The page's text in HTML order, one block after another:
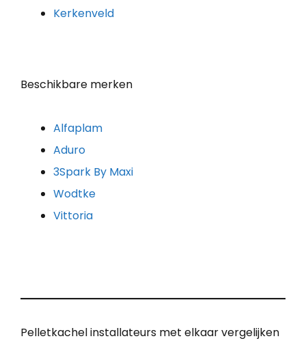
Kerkenveld
Beschikbare merken
Alfaplam
Aduro
3Spark By Maxi
Wodtke
Vittoria
Pelletkachel installateurs met elkaar vergelijken